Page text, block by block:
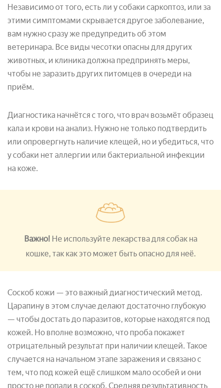
Независимо от того, есть ли у собаки саркоптоз, или за
этими симптомами скрывается другое заболевание,
вам нужно сразу же предупредить об этом
ветеринара. Все виды чесотки опасны для других
животных, и клиника должна предпринять меры,
чтобы не заразить других питомцев в очереди на
приём.
Диагностика начнётся с того, что врач возьмёт образец
кала и крови на анализ. Нужно не только подтвердить
или опровергнуть наличие клещей, но и убедиться, что
у собаки нет аллергии или бактериальной инфекции
на коже.
Важно! Не используйте лекарства для собак на
кошке, так как это может быть опасно для неё.
Соскоб кожи — это важный диагностический метод.
Царапину в этом случае делают достаточно глубокую
— чтобы достать до паразитов, которые находятся под
кожей. Но вполне возможно, что проба покажет
отрицательный результат при наличии клещей. Такое
случается на начальном этапе заражения и связано с
тем, что под кожей ещё слишком мало особей и они
просто не попали в соскоб. Средняя результативность